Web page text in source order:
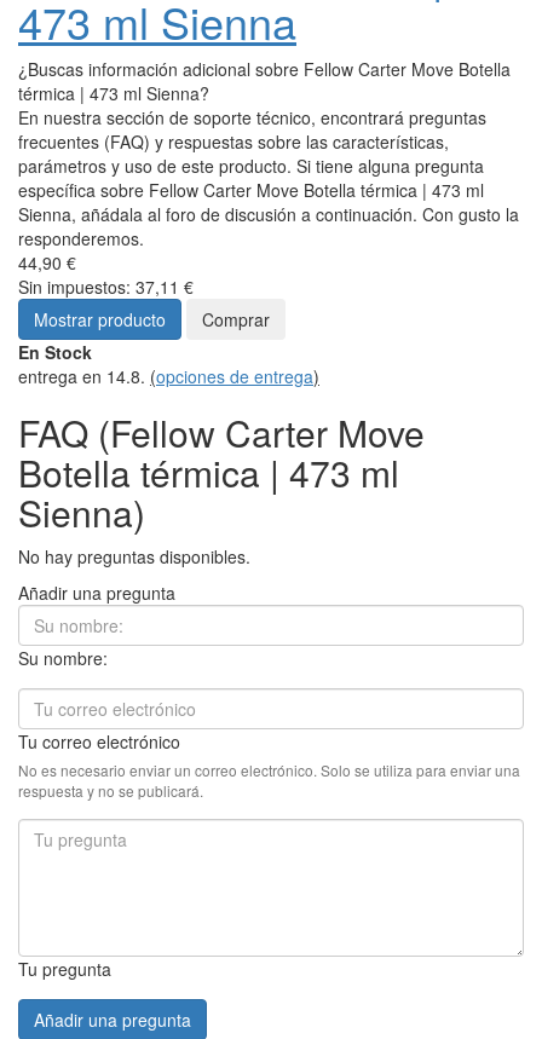
473 ml Sienna
¿Buscas información adicional sobre Fellow Carter Move Botella
térmica | 473 ml Sienna?
En nuestra sección de soporte técnico, encontrará preguntas
frecuentes (FAQ) y respuestas sobre las características,
parámetros y uso de este producto. Si tiene alguna pregunta
específica sobre Fellow Carter Move Botella térmica | 473 ml
Sienna, añádala al foro de discusión a continuación. Con gusto la
responderemos.
44,90 €
Sin impuestos: 37,11 €
Mostrar producto
Comprar
En Stock
entrega en 14.8. (opciones de entrega)
FAQ (Fellow Carter Move
Botella térmica | 473 ml
Sienna)
No hay preguntas disponibles.
Añadir una pregunta
Su nombre:
Tu correo electrónico
No es necesario enviar un correo electrónico. Solo se utiliza para enviar una
respuesta y no se publicará.
Tu pregunta
Añadir una pregunta